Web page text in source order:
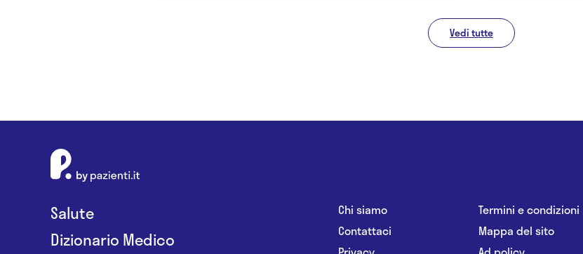
Vedi tutte
Salute
Dizionario Medico
Chi siamo
Contattaci
Termini e condizioni
Mappa del sito